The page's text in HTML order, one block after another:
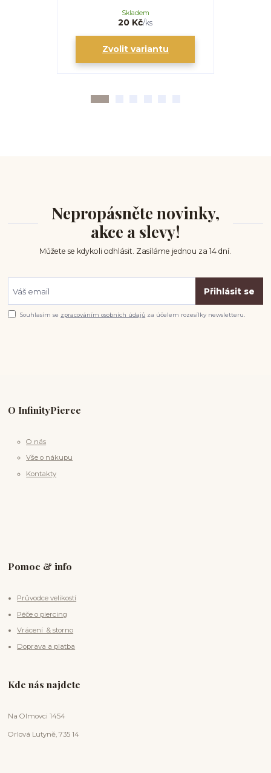
20 Kč/ks
Skladem
Zvolit variantu
Nepropásněte novinky,
akce a slevy!
Můžete se kdykoli odhlásit. Zasíláme jednou za 14 dní.
Přihlásit se
Souhlasím se zpracováním osobních údajů za účelem rozesílky newsletteru.
O InfinityPierce
O nás
Vše o nákupu
Kontakty
Pomoc & info
Průvodce velikostí
Péče o piercing
Vrácení & storno
Doprava a platba
Kde nás najdete
Na Olmovci 1454
Orlová Lutyně, 735 14